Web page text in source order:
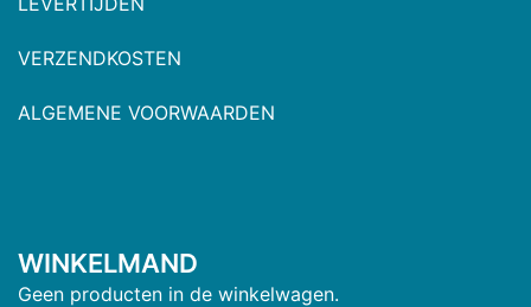
VERZENDKOSTEN
ALGEMENE VOORWAARDEN
WINKELMAND
Geen producten in de winkelwagen.